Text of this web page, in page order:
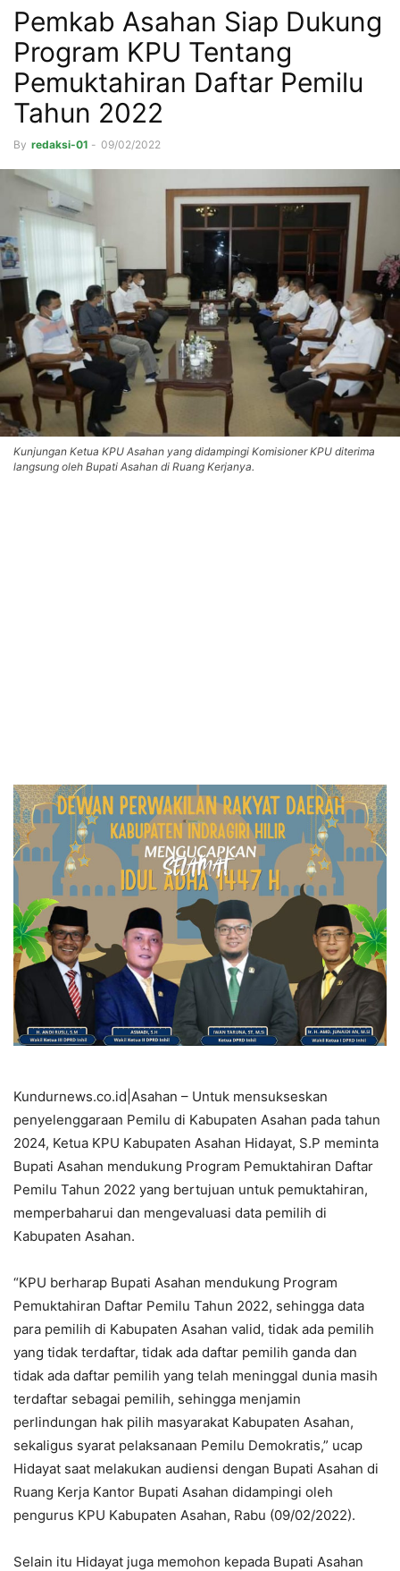
Pemkab Asahan Siap Dukung
Program KPU Tentang
Pemuktahiran Daftar Pemilu
Tahun 2022
By redaksi-01 - 09/02/2022
Kunjungan Ketua KPU Asahan yang didampingi Komisioner KPU diterima
langsung oleh Bupati Asahan di Ruang Kerjanya.
Kundurnews.co.id|Asahan – Untuk mensukseskan
penyelenggaraan Pemilu di Kabupaten Asahan pada tahun
2024, Ketua KPU Kabupaten Asahan Hidayat, S.P meminta
Bupati Asahan mendukung Program Pemuktahiran Daftar
Pemilu Tahun 2022 yang bertujuan untuk pemuktahiran,
memperbaharui dan mengevaluasi data pemilih di
Kabupaten Asahan.
“KPU berharap Bupati Asahan mendukung Program
Pemuktahiran Daftar Pemilu Tahun 2022, sehingga data
para pemilih di Kabupaten Asahan valid, tidak ada pemilih
yang tidak terdaftar, tidak ada daftar pemilih ganda dan
tidak ada daftar pemilih yang telah meninggal dunia masih
terdaftar sebagai pemilih, sehingga menjamin
perlindungan hak pilih masyarakat Kabupaten Asahan,
sekaligus syarat pelaksanaan Pemilu Demokratis,” ucap
Hidayat saat melakukan audiensi dengan Bupati Asahan di
Ruang Kerja Kantor Bupati Asahan didampingi oleh
pengurus KPU Kabupaten Asahan, Rabu (09/02/2022).
Selain itu Hidayat juga memohon kepada Bupati Asahan